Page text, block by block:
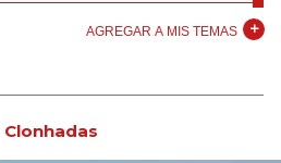
AGREGAR A MIS TEMAS
Clonhadas